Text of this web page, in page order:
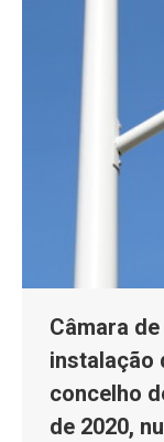
Câmara
instalação
concelho
de 2020,